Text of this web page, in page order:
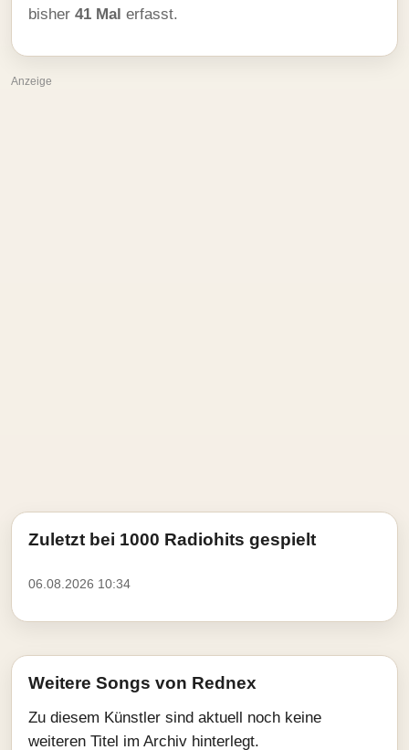
bisher 41 Mal erfasst.
Anzeige
Zuletzt bei 1000 Radiohits gespielt
06.08.2026 10:34
Weitere Songs von Rednex
Zu diesem Künstler sind aktuell noch keine
weiteren Titel im Archiv hinterlegt.